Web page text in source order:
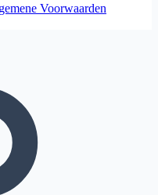
Voorwaarden